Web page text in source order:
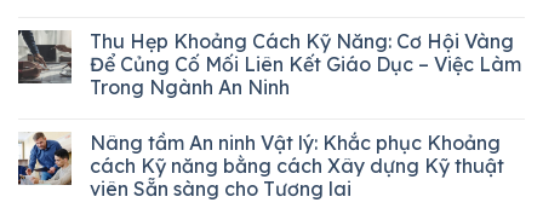
Thu Hẹp Khoảng Cách Kỹ Năng: Cơ Hội Vàng
Để Củng Cố Mối Liên Kết Giáo Dục – Việc Làm
Trong Ngành An Ninh
Nâng tầm An ninh Vật lý: Khắc phục Khoảng
cách Kỹ năng bằng cách Xây dựng Kỹ thuật
viên Sẵn sàng cho Tương lai